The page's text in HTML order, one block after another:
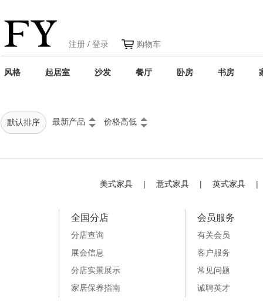
注册 / 登录 购物车
风格 起居室 沙发 餐厅 卧房 书房
默认排序 最新产品 价格高低
美式家具 | 意式家具 | 英式家具 |
全国分店
分店查询
展会信息
分店实景展示
家居保养指南
会员服务
有关会员
客户服务
常见问题
诚聘英才